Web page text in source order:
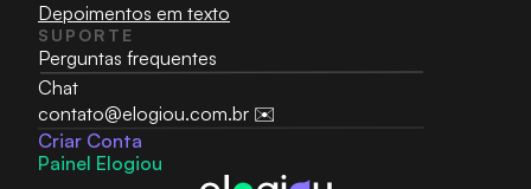
Depoimentos em texto
SUPORTE
Perguntas frequentes
Chat
contato@elogiou.com.br ✉️
Criar Conta
Painel Elogiou